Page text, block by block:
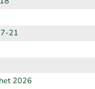
21
2026